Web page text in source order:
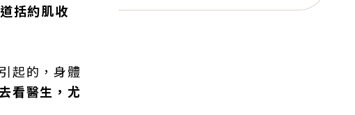
括約肌收
引起的，身體
看醫生，尤